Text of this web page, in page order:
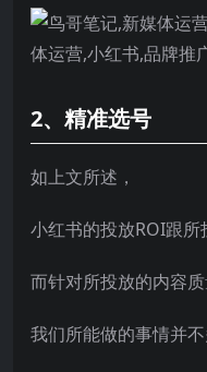
2、精准选号
如上文所述，
小红书的投放ROI跟所
而针对所投放的内容质
我们所能做的事情并不